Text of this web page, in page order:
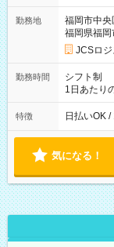
ど！ ・主要都市エリア 月収55万円／週5日稼働 月収65万~112
万円／週6日稼働 ・地方郊外エリア 月収40
収40万円~50万円／週6
円 (27歳男
(日休み) ■月収80万円(43歳男性/墨田区在住)※元営業 1日200個
勤務地
福岡市中央
福岡県福岡
JCSロ
勤務時間
シフト制
1日あたり
働8時間）
によって
特徴 日払いOK
気になる！